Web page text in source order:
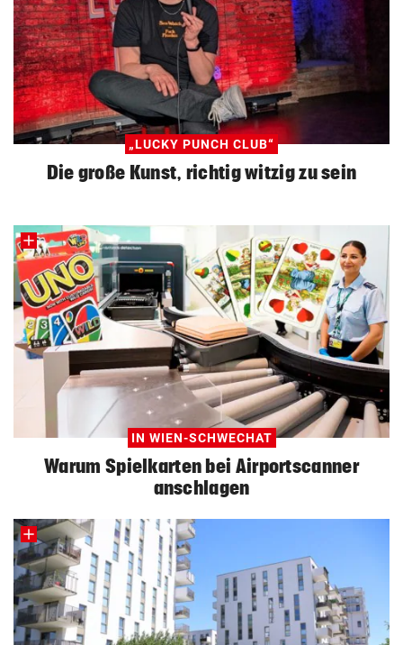
„LUCKY PUNCH CLUB“
Die große Kunst, richtig witzig zu sein
IN WIEN-SCHWECHAT
Warum Spielkarten bei Airportscanner
anschlagen